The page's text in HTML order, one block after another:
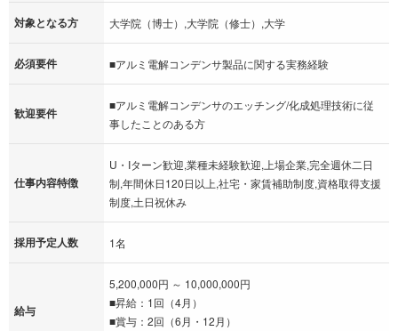
対象となる方 大学院（博士）,大学院（修士）,大学
必須要件 ■アルミ電解コンデンサ製品に関する実務経験
歓迎要件
■アルミ電解コンデンサのエッチング/化成処理技術に従
事したことのある方
仕事内容特徴
U・Iターン歓迎,業種未経験歓迎,上場企業,完全週休二日
制,年間休日120日以上,社宅・家賃補助制度,資格取得支援
制度,土日祝休み
採用予定人数 1名
給与
5,200,000円 ～ 10,000,000円
■昇給：1回（4月）
■賞与：2回（6月・12月）